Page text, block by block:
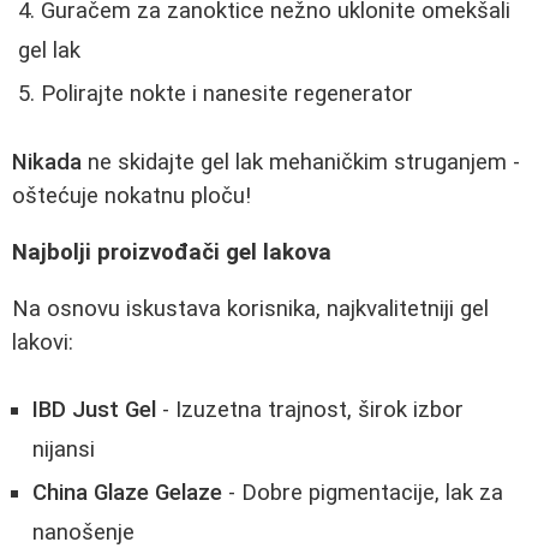
Guračem za zanoktice nežno uklonite omekšali
gel lak
Polirajte nokte i nanesite regenerator
Nikada ne skidajte gel lak mehaničkim struganjem -
oštećuje nokatnu ploču!
Najbolji proizvođači gel lakova
Na osnovu iskustava korisnika, najkvalitetniji gel
lakovi:
IBD Just Gel - Izuzetna trajnost, širok izbor
nijansi
China Glaze Gelaze - Dobre pigmentacije, lak za
nanošenje